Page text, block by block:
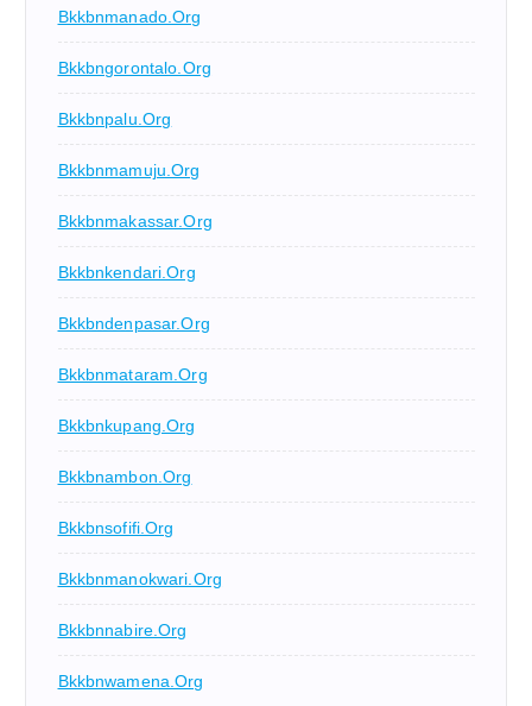
Bkkbnmanado.org
Bkkbngorontalo.org
Bkkbnpalu.org
Bkkbnmamuju.org
Bkkbnmakassar.org
Bkkbnkendari.org
Bkkbndenpasar.org
Bkkbnmataram.org
Bkkbnkupang.org
Bkkbnambon.org
Bkkbnsofifi.org
Bkkbnmanokwari.org
Bkkbnnabire.org
Bkkbnwamena.org